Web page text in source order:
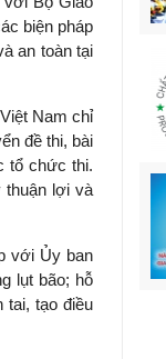
biện pháp
an toàn tại
Nam chỉ
đề thi, bài
tổ chức thi.
thuận lợi và
với Ủy ban
lụt bão; hỗ
tai, tạo điều